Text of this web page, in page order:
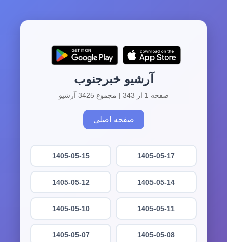
آرشیو خبرجنوب
صفحه 1 از 343 | مجموع 3425 آرشیو
صفحه اصلی
1405-05-17
1405-05-15
1405-05-14
1405-05-12
1405-05-11
1405-05-10
1405-05-08
1405-05-07